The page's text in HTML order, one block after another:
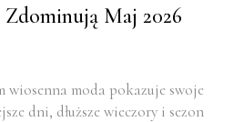
Maj 2026
moda pokazuje swoje
dni, dłuższe wieczory i sezon